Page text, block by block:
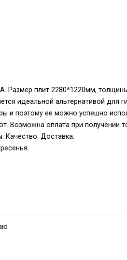
Размер плит 2280*1220мм,
идеальной альтернативой для
и поэтому ее можно успешно
Возможна оплата при получении
Качество. Доставка.